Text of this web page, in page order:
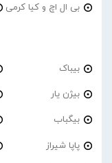
بی ال اچ و کیا کرمی
بیباک
بیژن یار
بیگباب
پاپا شیراز